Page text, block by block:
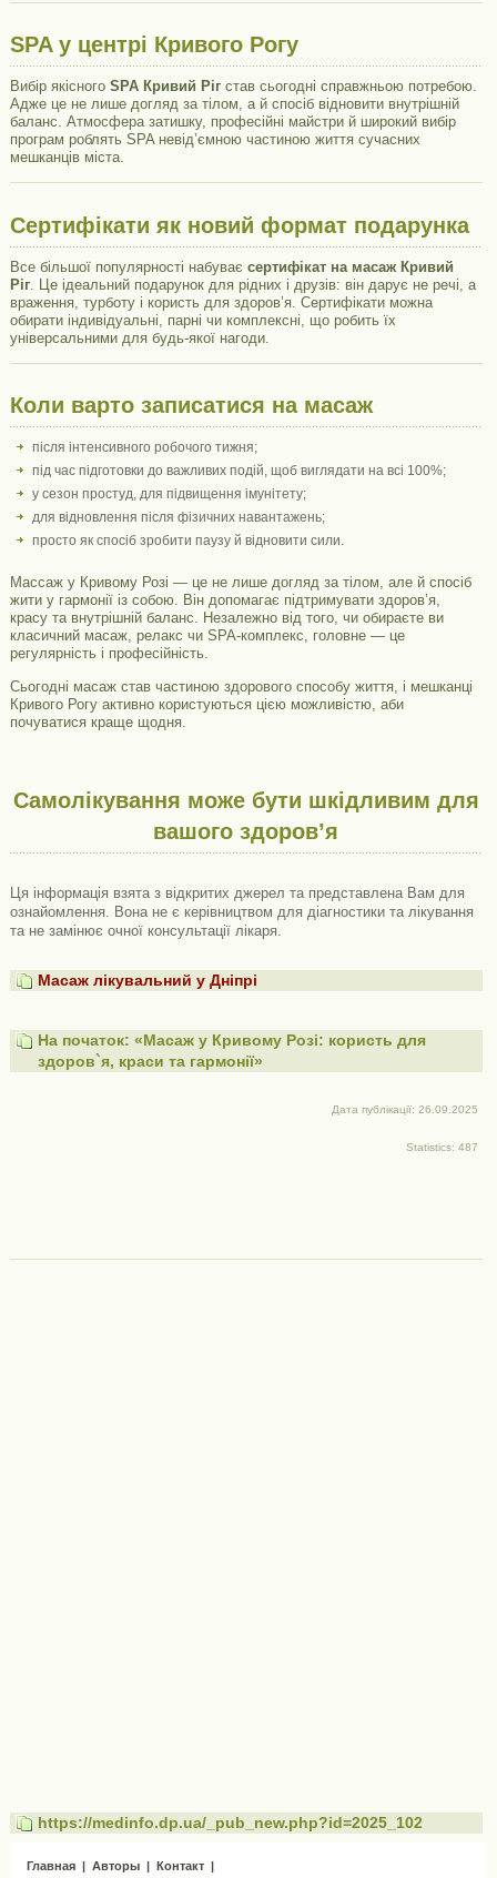
SPA у центрі Кривого Рогу
Вибір якісного SPA Кривий Рігстав сьогодні справжньою потребою.
Адже це не лише догляд за тілом, а й спосіб відновити внутрішній
баланс. Атмосфера затишку, професійні майстри й широкий вибір
програм роблять SPA невід’ємною частиною життя сучасних
мешканців міста.
Сертифікати як новий формат подарунка
Все більшої популярності набуває сертифікат на масаж Кривий
Ріг. Це ідеальний подарунок для рідних і друзів: він дарує не речі, а
враження, турботу і користь для здоров’я. Сертифікати можна
обирати індивідуальні, парні чи комплексні, що робить їх
універсальними для будь-якої нагоди.
Коли варто записатися на масаж
після інтенсивного робочого тижня;
під час підготовки до важливих подій, щоб виглядати на всі 100%;
у сезон простуд, для підвищення імунітету;
для відновлення після фізичних навантажень;
просто як спосіб зробити паузу й відновити сили.
Массаж у Кривому Розі — це не лише догляд за тілом, але й спосіб
жити у гармонії із собою. Він допомагає підтримувати здоров’я,
красу та внутрішній баланс. Незалежно від того, чи обираєте ви
класичний масаж, релакс чи SPA-комплекс, головне — це
регулярність і професійність.
Сьогодні масаж став частиною здорового способу життя, і мешканці
Кривого Рогу активно користуються цією можливістю, аби
почуватися краще щодня.
Самолікування може бути шкідливим для
вашого здоров’я
Ця інформація взята з відкритих джерел та представлена ​​Вам для
ознайомлення. Вона не є керівництвом для діагностики та лікування
та не замінює очної консультації лікаря.
Масаж лікувальний у Дніпрі
На початок: «Масаж у Кривому Розі: користь для
здоров`я, краси та гармонії»
Дата публікації: 26.09.2025
Statistics: 487
https://medinfo.dp.ua/_pub_new.php?id=2025_102
Главная Авторы Контакт